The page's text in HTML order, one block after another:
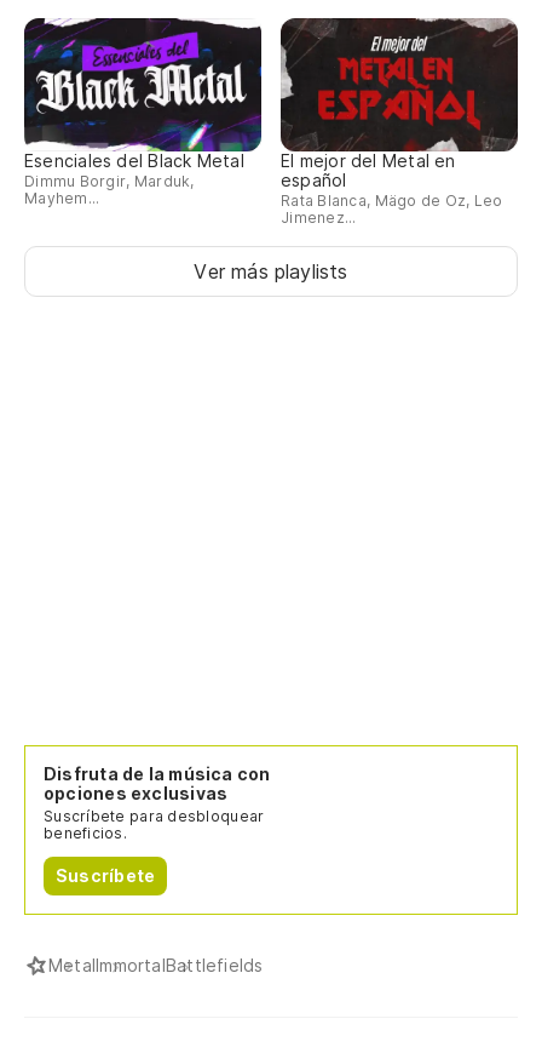
Esenciales del Black Metal
Dimmu Borgir, Marduk,
Mayhem...
El mejor del Metal en
español
Rata Blanca, Mägo de Oz, Leo
Jimenez...
Ver más playlists
Disfruta de la música con
opciones exclusivas
Suscríbete para desbloquear
beneficios.
Suscríbete
MetalImmortalBattlefields